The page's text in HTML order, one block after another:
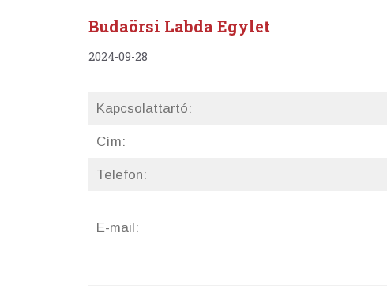
Budaörsi Labda Egylet
2024-09-28
Kapcsolattartó:
Cím:
Telefon:
E-mail: